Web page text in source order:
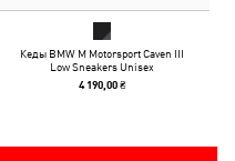
Кеды BMW M Motorsport Caven III
Low Sneakers Unisex
4 190,00 ₴